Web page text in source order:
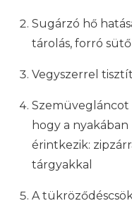
Sugárzó hő
tárolás, forró
Vegyszerrel
Szemüvegláncot
hogy a
érintkezik:
tárgyakkal
A